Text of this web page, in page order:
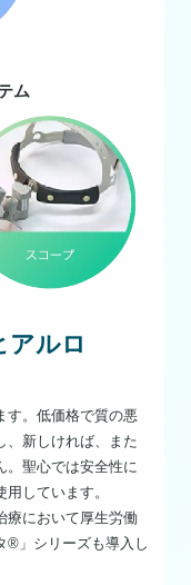
ム
アルロ
す。低価格で質の悪
、新しければ、また
。聖心では安全性に
しています。
療において厚生労働
®」シリーズも導入し